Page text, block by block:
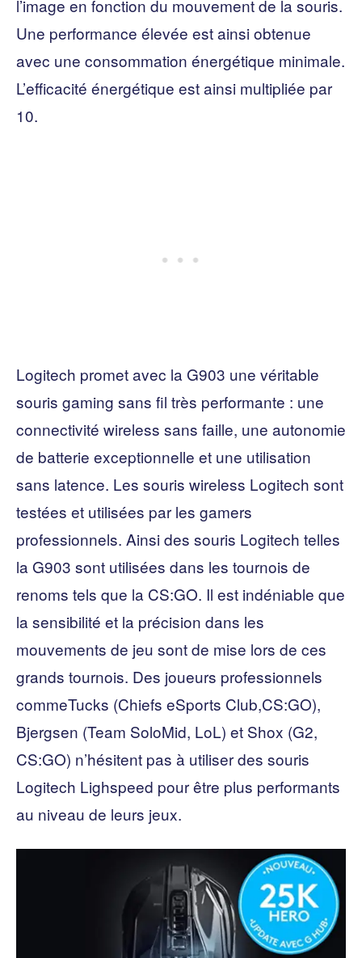
l’image en fonction du mouvement de la souris.
Une performance élevée est ainsi obtenue
avec une consommation énergétique minimale.
L’efficacité énergétique est ainsi multipliée par
10.
Logitech promet avec la G903 une véritable
souris gaming sans fil très performante : une
connectivité wireless sans faille, une autonomie
de batterie exceptionnelle et une utilisation
sans latence. Les souris wireless Logitech sont
testées et utilisées par les gamers
professionnels. Ainsi des souris Logitech telles
la G903 sont utilisées dans les tournois de
renoms tels que la CS:GO. Il est indéniable que
la sensibilité et la précision dans les
mouvements de jeu sont de mise lors de ces
grands tournois. Des joueurs professionnels
commeTucks (Chiefs eSports Club,CS:GO),
Bjergsen (Team SoloMid, LoL) et Shox (G2,
CS:GO) n’hésitent pas à utiliser des souris
Logitech Lighspeed pour être plus performants
au niveau de leurs jeux.